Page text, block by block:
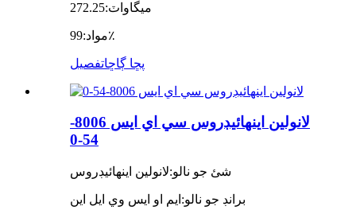
ميگاواٽ:272.25
مواد:99٪
پڇا ڳاڇاتفصيل
لانولين اينهائيڊروس سي اي ايس 8006-
54-0
شئ جو نالو:لانولين اينهائيڊروس
برانڊ جو نالو: ايم او ايس وي ايل اين